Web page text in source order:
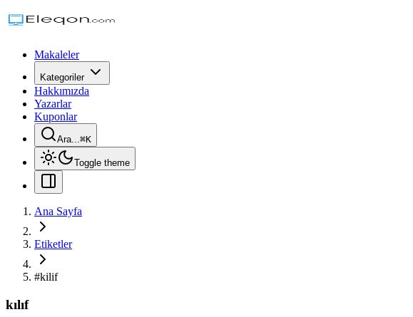
Makaleler
Kategoriler
Hakkımızda
Yazarlar
Kuponlar
Ara...⌘K
Toggle theme
Ana Sayfa
Etiketler
#kilif
kılıf